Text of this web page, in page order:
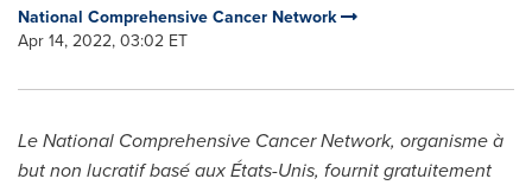
National Comprehensive Cancer Network
Apr 14, 2022, 03:02 ET
Le National Comprehensive Cancer Network, organisme à
but non lucratif basé aux États-Unis, fournit gratuitement